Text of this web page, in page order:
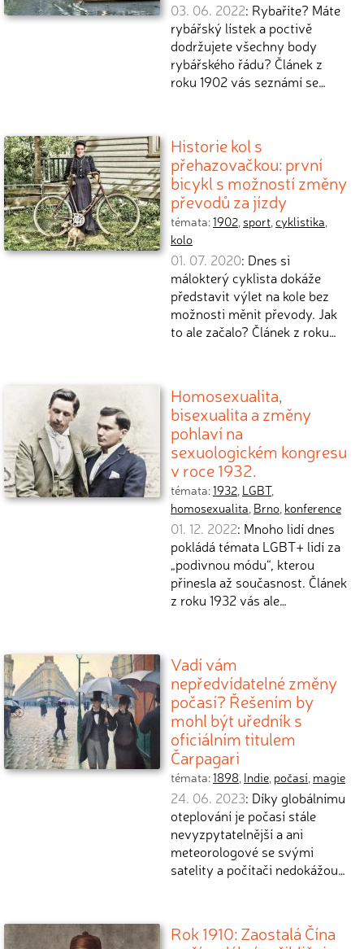
03. 06. 2022: Rybaříte? Máte
rybářský lístek a poctivě
dodržujete všechny body
rybářského řádu? Článek z
roku 1902 vás seznámí se…
Historie kol s
přehazovačkou: první
bicykl s možností změny
převodů za jízdy
témata:1902, sport,cyklistika,
kolo
01. 07. 2020: Dnes si
málokterý cyklista dokáže
představit výlet na kole bez
možnosti měnit převody. Jak
to ale začalo? Článek z roku…
Homosexualita,
bisexualita a změny
pohlaví na
sexuologickém kongresu
v roce 1932.
témata:1932, LGBT,
homosexualita, Brno, konference
01. 12. 2022: Mnoho lidí dnes
pokládá témata LGBT+ lidí za
„podivnou módu“, kterou
přinesla až současnost. Článek
z roku 1932 vás ale…
Vadí vám
nepředvídatelné změny
počasí? Řešením by
mohl být uředník s
oficiálním titulem
Čarpagari
témata:1898, Indie, počasí, magie
24. 06. 2023: Díky globálnímu
oteplování je počasí stále
nevyzpytatelnější a ani
meteorologové se svými
satelity a počítači nedokážou…
Rok 1910: Zaostalá Čína